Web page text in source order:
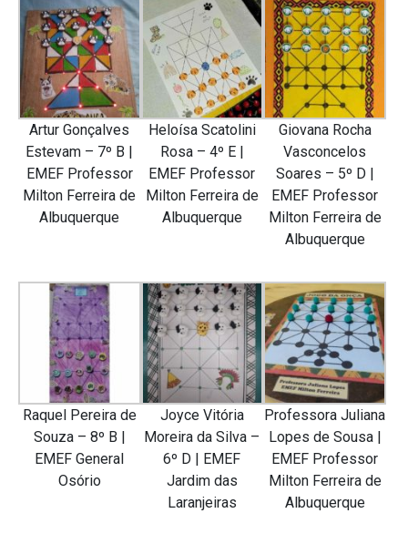
Artur Gonçalves
Estevam – 7º B |
EMEF Professor
Milton Ferreira de
Albuquerque
Heloísa Scatolini
Rosa – 4º E |
EMEF Professor
Milton Ferreira de
Albuquerque
Giovana Rocha
Vasconcelos
Soares – 5º D |
EMEF Professor
Milton Ferreira de
Albuquerque
Raquel Pereira de
Souza – 8º B |
EMEF General
Osório
Joyce Vitória
Moreira da Silva –
6º D | EMEF
Jardim das
Laranjeiras
Professora Juliana
Lopes de Sousa |
EMEF Professor
Milton Ferreira de
Albuquerque